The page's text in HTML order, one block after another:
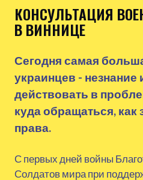
КОНСУЛЬТАЦИЯ
В ВИННИЦЕ
Сегодня самая
украинцев - незнание
действовать в
куда обращаться, как
права.
С первых дней войны
Солдатов мира при